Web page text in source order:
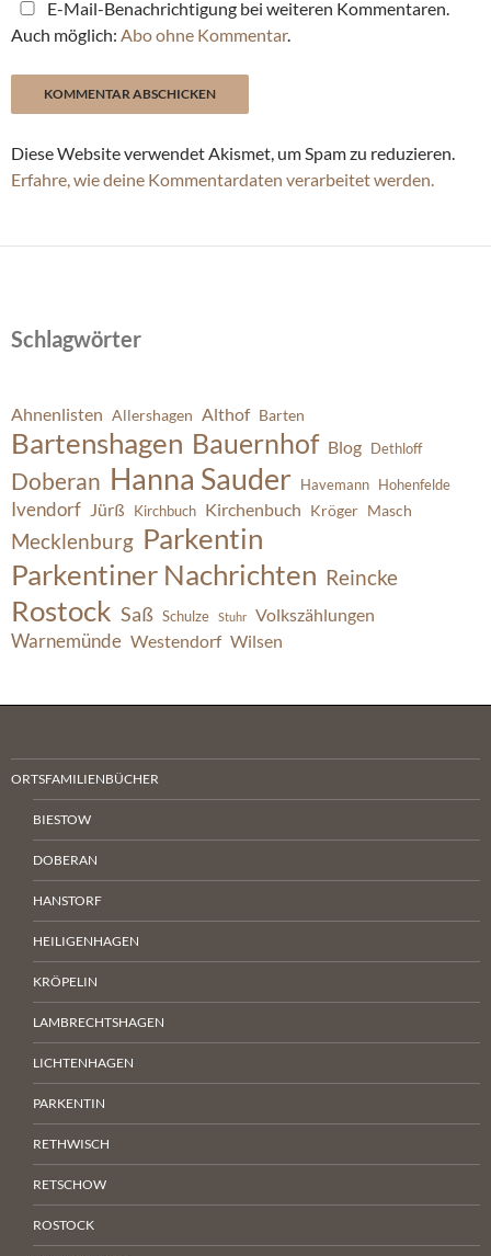
E-Mail-Benachrichtigung bei weiteren Kommentaren.
Auch möglich: Abo ohne Kommentar.
Diese Website verwendet Akismet, um Spam zu reduzieren.
Erfahre, wie deine Kommentardaten verarbeitet werden.
Schlagwörter
Ahnenlisten Allershagen Althof Barten
Bartenshagen Bauernhof Blog Dethloff
Doberan Hanna Sauder Havemann Hohenfelde
Ivendorf Jürß Kirchbuch Kirchenbuch Kröger Masch
Mecklenburg Parkentin
Parkentiner Nachrichten Reincke
Rostock Saß Schulze Stuhr Volkszählungen
Warnemünde Westendorf Wilsen
ORTSFAMILIENBÜCHER
BIESTOW
DOBERAN
HANSTORF
HEILIGENHAGEN
KRÖPELIN
LAMBRECHTSHAGEN
LICHTENHAGEN
PARKENTIN
RETHWISCH
RETSCHOW
ROSTOCK